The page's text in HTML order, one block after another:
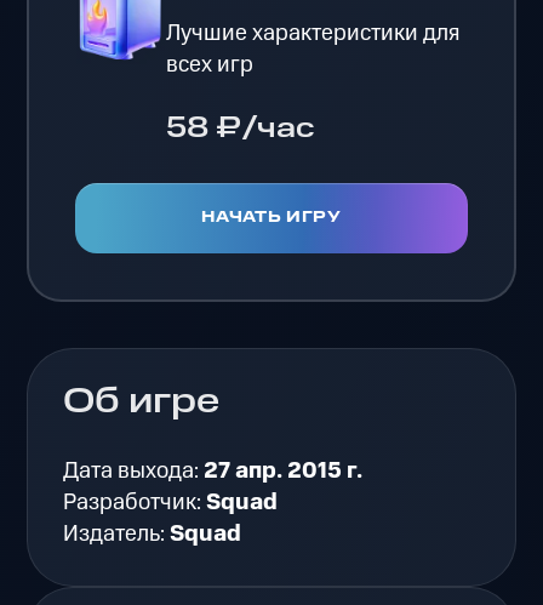
Лучшие характеристики для
всех игр
58 ₽/час
НАЧАТЬ ИГРУ
Об игре
Дата выхода: 27 апр. 2015 г.
Разработчик:Squad
Издатель:Squad